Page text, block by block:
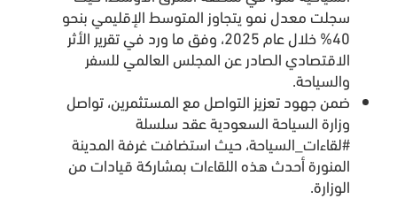
سجلت معدل نمو يتجاوز المتوسط الإقليمي بنحو
40% خلال عام 2025، وفق ما ورد في تقرير الأثر
الاقتصادي الصادر عن المجلس العالمي للسفر
والسياحة.
ضمن جهود تعزيز التواصل مع المستثمرين، تواصل
وزارة السياحة السعودية عقد سلسلة
#لقاءات_السياحة، حيث استضافت غرفة المدينة
المنورة أحدث هذه اللقاءات بمشاركة قيادات من
الوزارة.